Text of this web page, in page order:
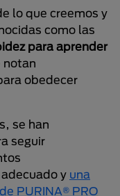
lo que creemos y
como las
para aprender
notan
obedecer
se han
seguir
y una
PURINA® PRO